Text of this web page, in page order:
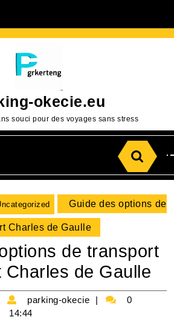
okecie.eu
souci pour des voyages sans stress
for:
Guide des options de
Charles de Gaulle
de transport
Charles de Gaulle
04
janvier
parking-okecie
parking-
0
14:44